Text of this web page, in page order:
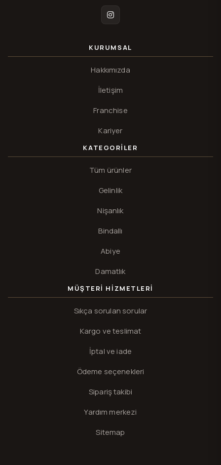
Instagram
KURUMSAL
Hakkımızda
İletişim
Franchise
Kariyer
KATEGORILER
Tüm ürünler
Gelinlik
Nişanlık
Bindallı
Abiye
Damatlık
MÜŞTERI HIZMETLERI
Sıkça sorulan sorular
Kargo ve teslimat
İptal ve iade
Ödeme seçenekleri
Sipariş takibi
Yardım merkezi
Sitemap